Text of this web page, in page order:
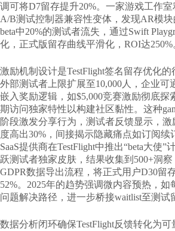
调可将D7留存提升20%。一家游戏工作室
A/B测试控制器兼容性变体，发现AR模
beta中20%的测试者流失，通过Swift
化，正式版留存曲线平滑化，ROI达250%
激励机制设计是TestFlight签名留存优化的
外部测试者上限扩展至10,000人，企业可
嵌入奖励逻辑，如$5,000竞赛激励彻底探
期访问独家特性以构建社区黏性。这种
阶段激发分享行为，测试者反馈显示，激
度高出30%，间接揭示隐藏痛点如订阅续
SaaS提供商在TestFlight中推出“beta大使”
跃测试者独家皮肤，结果收集到500+洞察
GDPR数据导出流程，将正式用户D30留
52%。2025年的趋势强调微内容预热，如
问题解决路径，进一步桥接waitlist至测试
数据分析闭环确保TestFlight反馈转化为可